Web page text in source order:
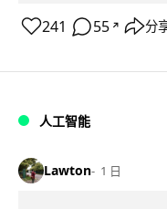
241 55 ↗ 分
人工智能
Lawton 1 日